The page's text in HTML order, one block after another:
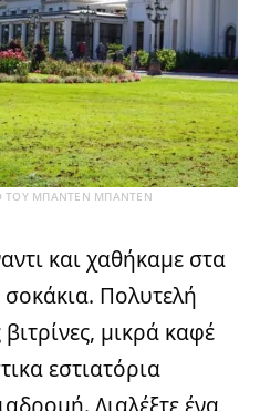
ΤΟΥ ΜΠΑΝΤΕΝ ΜΠΑΝΤΕΝ
και χαθήκαμε στα
Πολυτελή
μικρά καφέ
εστιατόρια
Διαλέξτε ένα